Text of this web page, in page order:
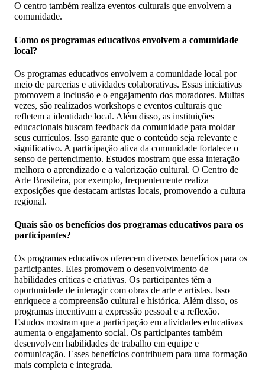
O centro também realiza eventos culturais que envolvem a
comunidade.
Como os programas educativos envolvem a comunidade
local?
Os programas educativos envolvem a comunidade local por
meio de parcerias e atividades colaborativas. Essas iniciativas
promovem a inclusão e o engajamento dos moradores. Muitas
vezes, são realizados workshops e eventos culturais que
refletem a identidade local. Além disso, as instituições
educacionais buscam feedback da comunidade para moldar
seus currículos. Isso garante que o conteúdo seja relevante e
significativo. A participação ativa da comunidade fortalece o
senso de pertencimento. Estudos mostram que essa interação
melhora o aprendizado e a valorização cultural. O Centro de
Arte Brasileira, por exemplo, frequentemente realiza
exposições que destacam artistas locais, promovendo a cultura
regional.
Quais são os benefícios dos programas educativos para os
participantes?
Os programas educativos oferecem diversos benefícios para os
participantes. Eles promovem o desenvolvimento de
habilidades críticas e criativas. Os participantes têm a
oportunidade de interagir com obras de arte e artistas. Isso
enriquece a compreensão cultural e histórica. Além disso, os
programas incentivam a expressão pessoal e a reflexão.
Estudos mostram que a participação em atividades educativas
aumenta o engajamento social. Os participantes também
desenvolvem habilidades de trabalho em equipe e
comunicação. Esses benefícios contribuem para uma formação
mais completa e integrada.